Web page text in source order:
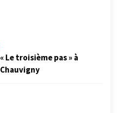
« Le troisième pas » à
Chauvigny